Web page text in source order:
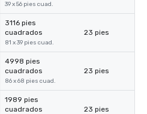
39 x 56 pies cuad.
3116 pies
cuadrados
81 x 39 pies cuad.
23 pies
4998 pies
cuadrados
86 x 68 pies cuad.
23 pies
1989 pies
cuadrados
23 pies